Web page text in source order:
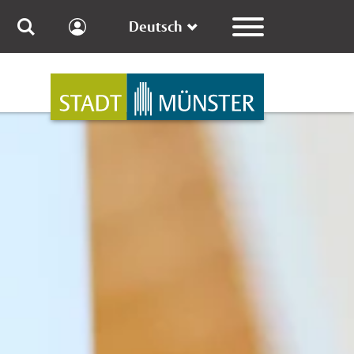
Kundenkonto
Deutsch